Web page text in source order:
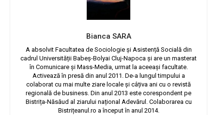
Bianca SARA
A absolvit Facultatea de Sociologie și Asistență Socială din
cadrul Universității Babeș-Bolyai Cluj-Napoca și are un masterat
în Comunicare și Mass-Media, urmat la aceeași facultate.
Activează în presă din anul 2011. De-a lungul timpului a
colaborat cu mai multe ziare locale și câțiva ani cu o revistă
regională de business. Din anul 2013 este corespondent pe
Bistrița-Năsăud al ziarului național Adevărul. Colaborarea cu
Bistrițeanul.ro a început în anul 2014.